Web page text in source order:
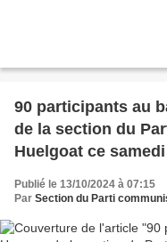
90 participants au
de la section du
Huelgoat ce
Publié le 13/10/2024 à 07:15
Par Section du Parti